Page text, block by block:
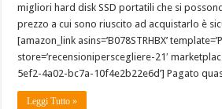
migliori hard disk SSD portatili che si
prezzo a cui sono riuscito ad acquistarlo è
[amazon_link asins=’B078STRHBX’
store=’recensioniperscegliere-21′
5ef2-4a02-bc7a-10f4e2b22e6d’] Pagato
Leggi Tutto »